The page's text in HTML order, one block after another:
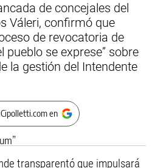
de concejales del
Váleri, confirmó que
de revocatoria de
pueblo se exprese” sobre
la gestión del Intendente
en
transparentó que impulsará